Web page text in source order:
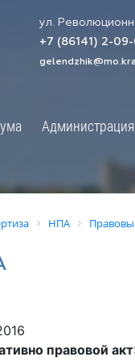
ул.
+7 (86141) 2-
Администрация
информация
организации
служба
НПА
правовой акт